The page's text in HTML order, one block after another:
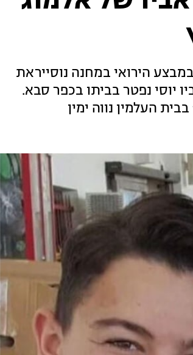
הירואי במחנה נוסייראת
יוסי נפטר בביתו בכפר סבא.